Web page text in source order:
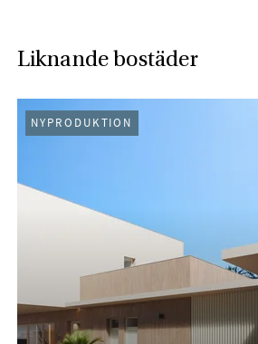
Liknande bostäder
NYPRODUKTION